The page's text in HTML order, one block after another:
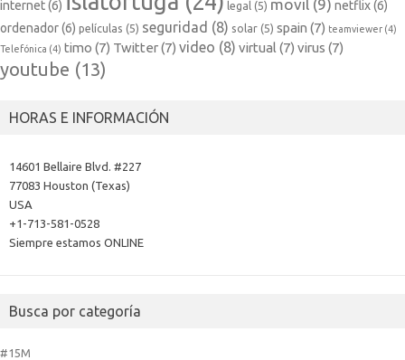
internet(6) legal (5) movil (9) netflix(6)
ordenador(6) películas (5) seguridad (8) solar (5) spain (7) teamviewer (4)
Telefónica (4) timo (7) Twitter(7) video (8) virtual (7) virus (7)
youtube (13)
HORAS E INFORMACIÓN
14601 Bellaire Blvd. #227
77083 Houston (Texas)
USA
+1-713-581-0528
Siempre estamos ONLINE
Busca por categoría
#15M